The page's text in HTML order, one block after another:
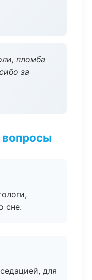
пломба
за
вопросы
сне.
для